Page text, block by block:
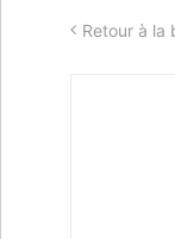
Retour à la